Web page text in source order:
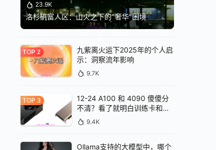
23.9K
洛杉矶富人区：山火之下的“奢华”困境
九紫离火运下2025年的个人启
示：洞察流年影响
9.7K
12-24 A100 和 4090 傻傻分
不清？看了就明白训练卡和推
理卡的区别
9.4K
Ollama支持的大模型中，哪个